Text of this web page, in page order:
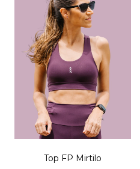
Top FP Mirtilo